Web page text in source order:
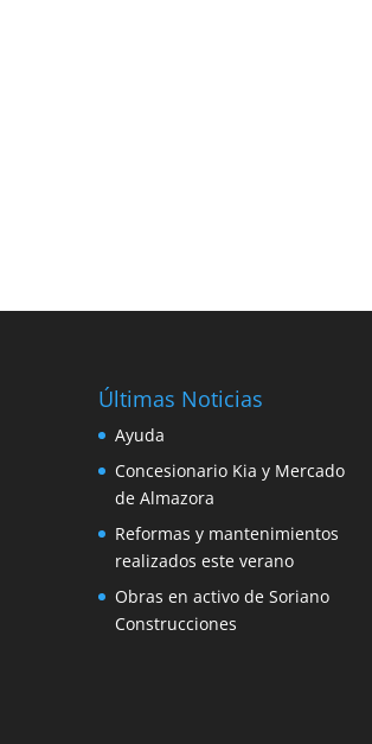
Últimas Noticias
Ayuda
Concesionario Kia y Mercado
de Almazora
Reformas y mantenimientos
realizados este verano
Obras en activo de Soriano
Construcciones